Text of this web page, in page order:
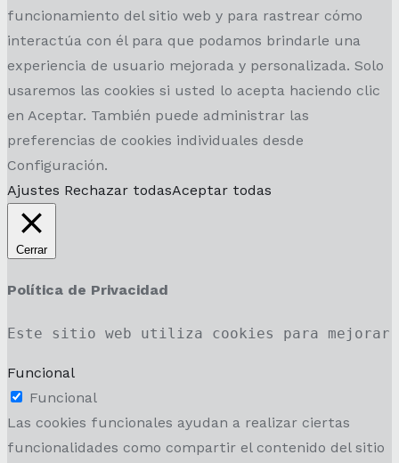
funcionamiento del sitio web y para rastrear cómo
interactúa con él para que podamos brindarle una
experiencia de usuario mejorada y personalizada. Solo
usaremos las cookies si usted lo acepta haciendo clic
en Aceptar. También puede administrar las
preferencias de cookies individuales desde
Configuración.
Ajustes Rechazar todasAceptar todas
Cerrar
Política de Privacidad
Este sitio web utiliza cookies para mejorar
Funcional
Funcional
Las cookies funcionales ayudan a realizar ciertas
funcionalidades como compartir el contenido del sitio